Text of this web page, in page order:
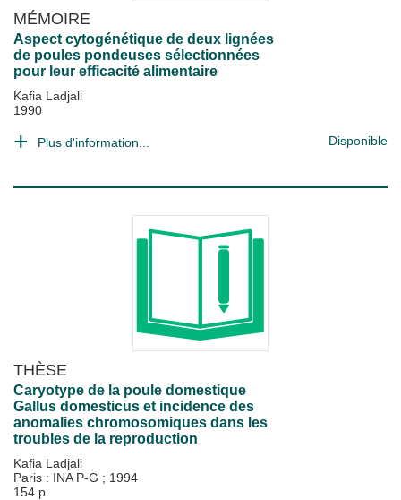
MÉMOIRE
Aspect cytogénétique de deux lignées
de poules pondeuses sélectionnées
pour leur efficacité alimentaire
Kafia Ladjali
1990
Plus d'information... Disponible
THÈSE
Caryotype de la poule domestique
Gallus domesticus et incidence des
anomalies chromosomiques dans les
troubles de la reproduction
Kafia Ladjali
Paris : INA P-G ; 1994
154 p.